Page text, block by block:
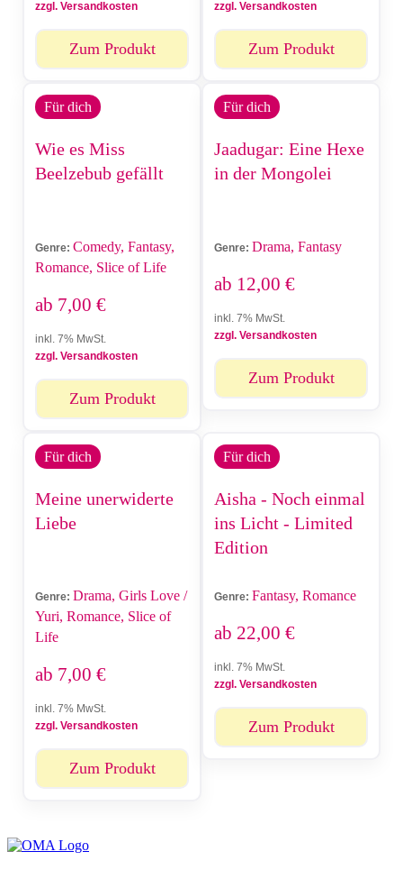
zzgl. Versandkosten
Zum Produkt
zzgl. Versandkosten
Zum Produkt
Für dich
Wie es Miss
Beelzebub gefällt
Genre: Comedy, Fantasy,
Romance, Slice of Life
ab 7,00 €
inkl. 7% MwSt.
zzgl. Versandkosten
Zum Produkt
Für dich
Jaadugar: Eine Hexe
in der Mongolei
Genre: Drama, Fantasy
ab 12,00 €
inkl. 7% MwSt.
zzgl. Versandkosten
Zum Produkt
Für dich
Meine unerwiderte
Liebe
Genre: Drama, Girls Love /
Yuri, Romance, Slice of
Life
ab 7,00 €
inkl. 7% MwSt.
zzgl. Versandkosten
Zum Produkt
Für dich
Aisha - Noch einmal
ins Licht - Limited
Edition
Genre: Fantasy, Romance
ab 22,00 €
inkl. 7% MwSt.
zzgl. Versandkosten
Zum Produkt